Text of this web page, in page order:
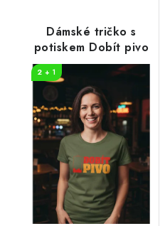
Dámské tričko s
potiskem Dobít pivo
2 + 1